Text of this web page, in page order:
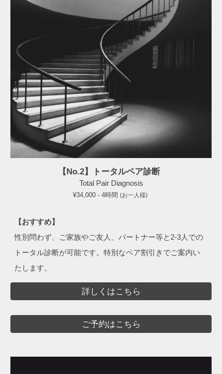
【No.2】トータルペア診断
Total Pair Diagnosis
¥34 ,000 - 4時間 (お一人様)
【おすすめ】
性別問わず、ご家族やご友人、パートナー等と2-3人での
トータル診断が可能です。特別なペア割引きでご案内い
たします。
詳しくはこちら
ご予約はこちら